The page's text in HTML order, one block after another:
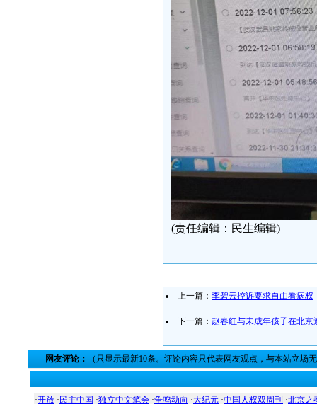
(责任编辑：民生编辑)
上一篇： 李碧云控诉要求自由看病权
下一篇： 赵春红与未成年孩子在北京
网友评论： （只显示最新10条。评论内容只代表网友观点，与本站立场
·开放 · 民主中国 ·独立中文笔会 ·争鸣动向 ·大纪元 ·中国人权双周刊 ·北京之